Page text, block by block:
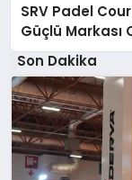
SRV Padel
Güçlü Markası
Son Dakika